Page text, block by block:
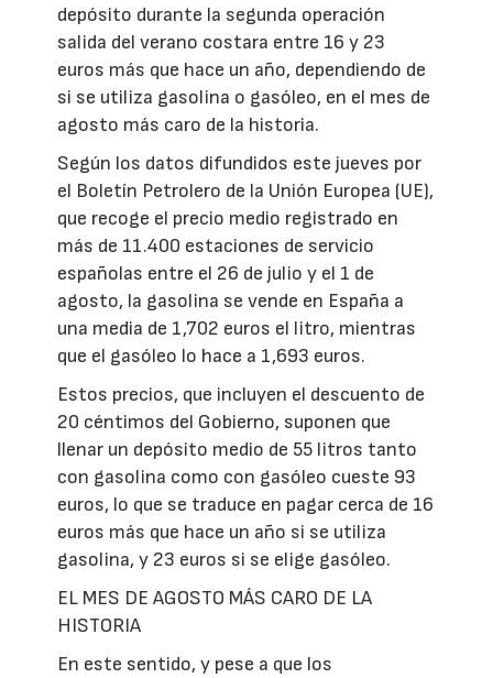
depósito durante la segunda operación
salida del verano costara entre 16 y 23
euros más que hace un año, dependiendo de
si se utiliza gasolina o gasóleo, en el mes de
agosto más caro de la historia.
Según los datos difundidos este jueves por
el Boletín Petrolero de la Unión Europea (UE),
que recoge el precio medio registrado en
más de 11.400 estaciones de servicio
españolas entre el 26 de julio y el 1 de
agosto, la gasolina se vende en España a
una media de 1,702 euros el litro, mientras
que el gasóleo lo hace a 1,693 euros.
Estos precios, que incluyen el descuento de
20 céntimos del Gobierno, suponen que
llenar un depósito medio de 55 litros tanto
con gasolina como con gasóleo cueste 93
euros, lo que se traduce en pagar cerca de 16
euros más que hace un año si se utiliza
gasolina, y 23 euros si se elige gasóleo.
EL MES DE AGOSTO MÁS CARO DE LA
HISTORIA
En este sentido, y pese a que los